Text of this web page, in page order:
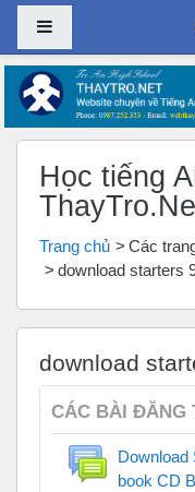
Chuyển tới nội dung chính
Bảng điều khiển
Học tiếng
Trang chủ Các
download starters
download
CÁC BÀI ĐĂNG
Download
book CD